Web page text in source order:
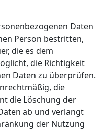
Daten
Person bestritten,
die es dem
die Richtigkeit
Daten zu überprüfen.
die
die Löschung der
ab und verlangt
der Nutzung